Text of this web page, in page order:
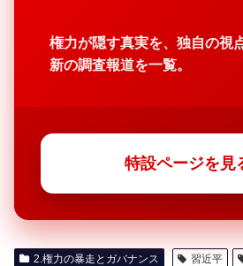
権力が隠す真実を、独自の視
新の調査報道を一覧。
特設ページを見
2.権力の暴走とガバナンス 習近平